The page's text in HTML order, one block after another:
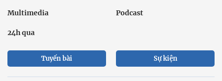
Multimedia Podcast
24h qua
Tuyến bài Sự kiện